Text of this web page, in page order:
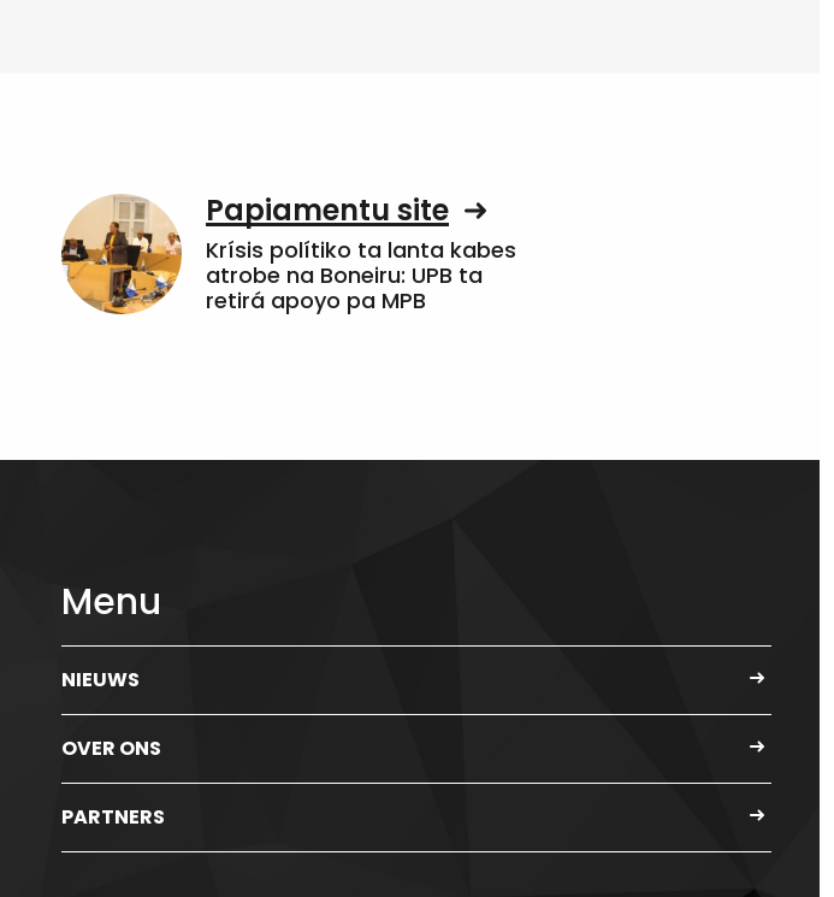
Papiamentu site
Krísis polítiko ta lanta kabes
atrobe na Boneiru: UPB ta
retirá apoyo pa MPB
Menu
NIEUWS
OVER ONS
PARTNERS